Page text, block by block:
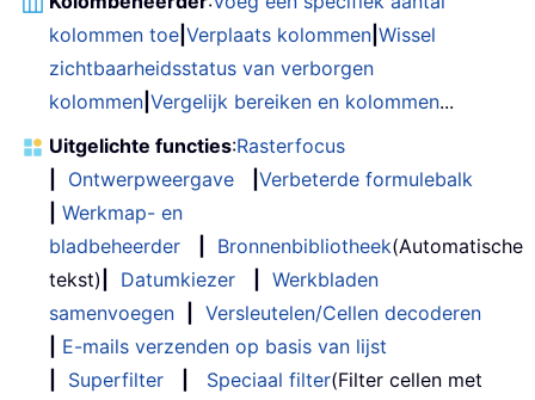
kolommen toe Verplaats kolommen Wissel
zichtbaarheidsstatus van verborgen
kolommen Vergelijk bereiken en kolommen...
Uitgelichte functies:Rasterfocus
Ontwerpweergave
Verbeterde formulebalk
Werkmap- en
bladbeheerder
Bronnenbibliotheek(Automatische
tekst)
Datumkiezer
Werkbladen
samenvoegen
Versleutelen/Cellen decoderen
E-mails verzenden op basis van lijst
Superfilter Speciaal filter(Filter cellen met